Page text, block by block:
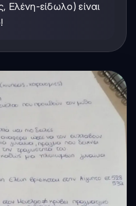
Ελένη-είδωλο) είναι